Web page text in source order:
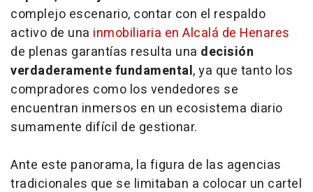
complejo escenario, contar con el respaldo
activo de una inmobiliaria en Alcalá de Henares
de plenas garantías resulta una decisión
verdaderamente fundamental, ya que tanto los
compradores como los vendedores se
encuentran inmersos en un ecosistema diario
sumamente difícil de gestionar.
Ante este panorama, la figura de las agencias
tradicionales que se limitaban a colocar un cartel